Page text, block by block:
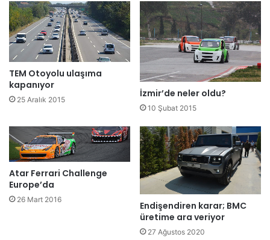
TEM Otoyolu ulaşıma
kapanıyor
25 Aralık 2015
İzmir’de neler oldu?
10 Şubat 2015
Atar Ferrari Challenge
Europe’da
26 Mart 2016
Endişendiren karar; BMC
üretime ara veriyor
27 Ağustos 2020